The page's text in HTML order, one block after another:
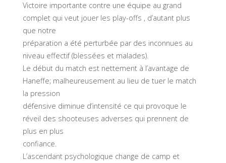
Victoire importante contre une équipe au grand
complet qui veut jouer les play-offs , d’autant plus
que notre
préparation a été perturbée par des inconnues au
niveau effectif (blessées et malades).
Le début du match est nettement à l’avantage de
Haneffe; malheureusement au lieu de tuer le match
la pression
défensive diminue d’intensité ce qui provoque le
réveil des shooteuses adverses qui prennent de
plus en plus
confiance.
L’ascendant psychologique change de camp et